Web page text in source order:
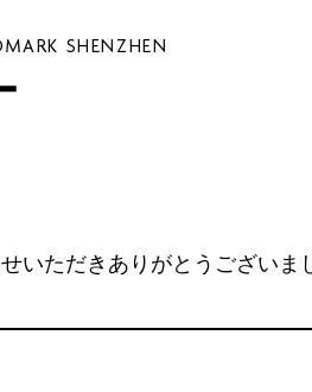
SHENZHEN
いただきありがとうございま